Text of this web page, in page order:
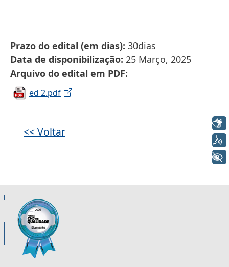
Prazo do edital (em dias) 30dias
Data de disponibilização 25 Março, 2025
Arquivo do edital em PDF
ed 2.pdf
<< Voltar
Informações úteis sobre os órgãos da 2ª
Imagem